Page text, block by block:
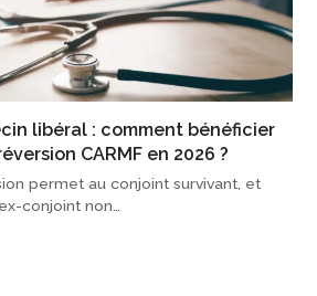
libéral : comment bénéficier
CARMF en 2026 ?
permet au conjoint survivant, et
conjoint non…